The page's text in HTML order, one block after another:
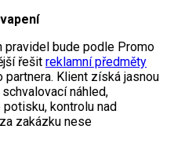
bude podle Promo
řešit reklamní předměty
Klient získá jasnou
náhled,
kontrolu nad
zakázku nese